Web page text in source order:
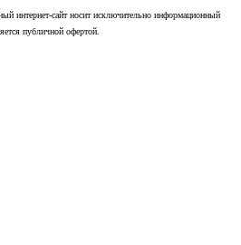
интернет-сайт носит исключительно информационный
публичной офертой.